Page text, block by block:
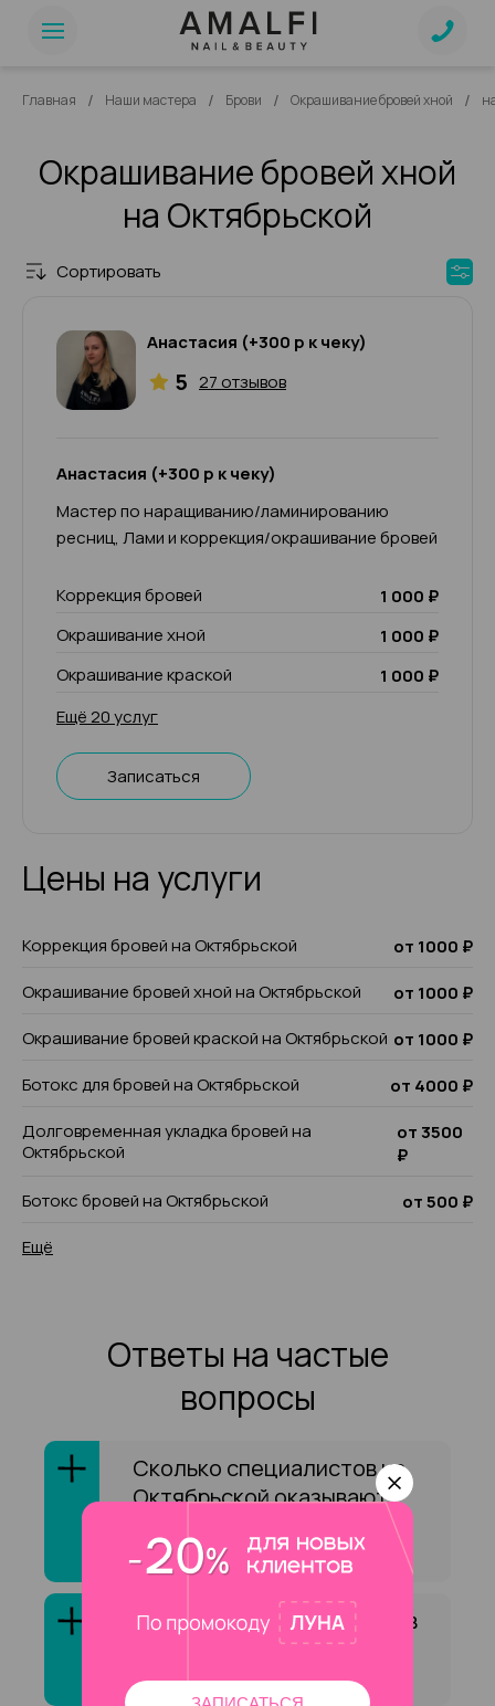
Главная / Наши мастера / Брови / Окрашивание бровей хной /
Окрашивание бровей хной
на Октябрьской
Сортировать
Анастасия (+300 р к чеку)
5 27 отзывов
Анастасия (+300 р к чеку)
Мастер по наращиванию/ламинированию
ресниц, Лами и коррекция/окрашивание бровей
Коррекция бровей
1 000 ₽
Окрашивание хной
1 000 ₽
Окрашивание краской
1 000 ₽
Ещё 20 услуг
Записаться
Цены на услуги
Коррекция бровей на Октябрьской
от 1000 ₽
Окрашивание бровей хной на Октябрьской
от 1000 ₽
Окрашивание бровей краской на Октябрьской от 1000 ₽
Ботокс для бровей на Октябрьской
от 4000 ₽
Долговременная укладка бровей на
Октябрьской
от 3500
₽
Ботокс бровей на Октябрьской
от 500 ₽
Ещё
Ответы на частые
вопросы
Сколько специалистов на
Октябрьской оказывают
бровей хной»?
Как выбрать специалиста в
сфере «Окрашивание
бровей хной»?